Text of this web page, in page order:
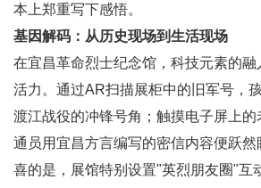
本上郑重写下感悟。
基因解码：从历史现场到生活现场
在宜昌革命烈士纪念馆，科技元素的
活力。通过AR扫描展柜中的旧军号，
渡江战役的冲锋号角；触摸电子屏上
通员用宜昌方言编写的密信内容便跃
喜的是，展馆特别设置"英烈朋友圈"互